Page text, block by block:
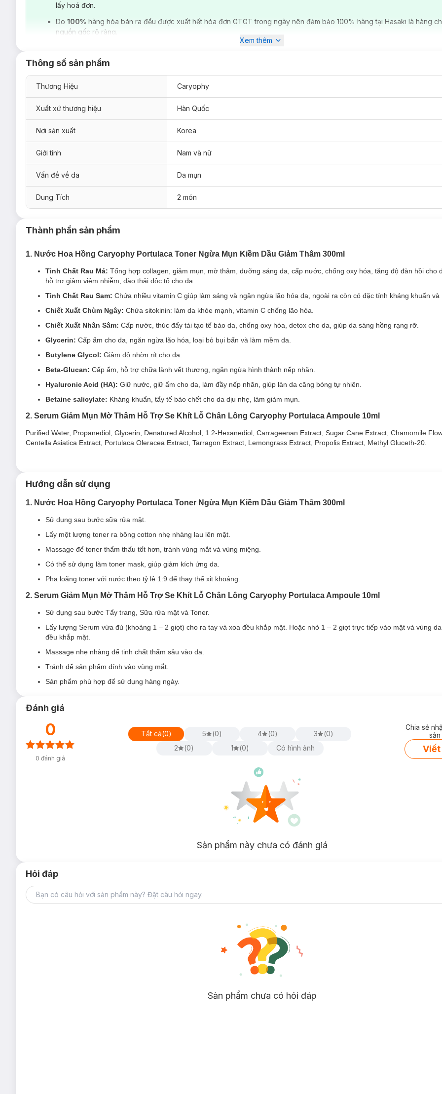
Sản phẩm phù hợp cho mọi loại da.
Giải pháp cho tình trạng da:
Làn da đang gặp vấn đề vềmụn, thâm mụn.
Ưu thế nổi bật:
Serum CARYOPHY Portulaca Ampoule được thiết kế ở dạng Ampoule – tinh chất cô đặc nồng độ cao, giúp da thẩm thấu
chóng, hỗ trợ hồi phục da và cải thiện các khuyết điểm một cách tối ưu nhất.
Công thức chứa thành phần chính là chiết xuất rau sam (Portulaca Oleracea) nổi tiếng với công dụng kháng viêm, kháng
nhiều chất chống oxy hóa như Vitamin E, flavonoid ngăn ngừa lão hóa da, xóa mờ nếp nhăn, làm da mềm mịn, hỗ trợ làm mờ
các vùng da tổn thương do mụn hay ánh nắng mặt trời. Bên cạnh đó, chiết xuất rau sam còn có khả năng ức chế quá trình
melanin trên da, từ đó giúp dưỡng sáng và đều màu da, làm mờ thâm mụn, đốm nâu...
Chiết xuất rau má (Centella Asiatica) có khả năng làm dịu da nhạy cảm, hỗ trợ làm giảm mụn, chữa lành các vết thương do
lành sẹo và làm sáng màu da.
Chiết xuất lá nhân trần (Artemisia Capillaris) hỗ trợ giảm mụn, kháng viêm, giải độc và cung cấp độ ẩm cho da.
Ngoài ra serum còn chứa các thành phần chăm sóc da khác như chiết xuất sả (Lemon Grass Extract), chiết xuất hoa Cúc La
Flower Extract)… đều là những thành phần rất tốt với vai trò giữ ẩm, kháng viêm và làm dịu da mụn tổn thương.
Không tác dụng phụ, dị ứng, khô và bong tróc da khi sử dụng.
Nước Hoa Hồng Caryophy Portulaca Toner Ngừa Mụn Kiềm Dầu Giảm Thâm 300ml
dưỡng ẩm, tẩy da chết, cân bằng độ pH cho da và là bước đệm hoàn hảo để các dưỡng chất thấm sâu vào da tốt nhất.
Nước Hoa Hồng Caryophy Portulaca Toner phù hợp cho mọi loại da, từ da dầu đến da khô, kể cả da nhạy cảm.
lấy hoá đơn.
Do 100% hàng hóa bán ra đều được xuất hết hóa đơn GTGT trong ngày nên đảm bảo 100% hàng tại Hasaki là hàng
nguồn gốc rõ ràng.
Xem thêm
Thông số sản phẩm
Thương Hiệu Caryophy
Xuất xứ thương hiệu Hàn Quốc
Nơi sản xuất Korea
Giới tính Nam và nữ
Vấn đề về da Da mụn
Dung Tích 2 món
Thành phần sản phẩm
1. Nước Hoa Hồng Caryophy Portulaca Toner Ngừa Mụn Kiềm Dầu Giảm Thâm 300ml
Tinh Chất Rau Má: Tổng hợp collagen, giảm mụn, mờ thâm, dưỡng sáng da, cấp nước, chống oxy hóa, tăng độ đàn hồi cho
hỗ trợ giảm viêm nhiễm, đào thải độc tố cho da.
Tinh Chất Rau Sam: Chứa nhiều vitamin C giúp làm sáng và ngăn ngừa lão hóa da, ngoài ra còn có đặc tính kháng khuẩn và
Chiết Xuất Chùm Ngây: Chứa sitokinin: làm da khỏe mạnh, vitamin C chống lão hóa.
Chiết Xuất Nhân Sâm: Cấp nước, thúc đẩy tái tạo tế bào da, chống oxy hóa, detox cho da, giúp da sáng hồng rạng rỡ.
Glycerin: Cấp ẩm cho da, ngăn ngừa lão hóa, loại bỏ bụi bẩn và làm mềm da.
Butylene Glycol: Giảm độ nhờn rít cho da.
Beta-Glucan: Cấp ẩm, hỗ trợ chữa lành vết thương, ngăn ngừa hình thành nếp nhăn.
Hyaluronic Acid (HA): Giữ nước, giữ ẩm cho da, làm đầy nếp nhăn, giúp làn da căng bóng tự nhiên.
Betaine salicylate: Kháng khuẩn, tẩy tế bào chết cho da dịu nhẹ, làm giảm mụn.
2. Serum Giảm Mụn Mờ Thâm Hỗ Trợ Se Khít Lỗ Chân Lông Caryophy Portulaca Ampoule 10ml
Purified Water, Propanediol, Glycerin, Denatured Alcohol, 1.2-Hexanediol, Carrageenan Extract, Sugar Cane Extract, Chamomile
Centella Asiatica Extract, Portulaca Oleracea Extract, Tarragon Extract, Lemongrass Extract, Propolis Extract, Methyl Gluceth-20.
Hướng dẫn sử dụng
1. Nước Hoa Hồng Caryophy Portulaca Toner Ngừa Mụn Kiềm Dầu Giảm Thâm 300ml
Sử dụng sau bước sữa rửa mặt.
Lấy một lượng toner ra bông cotton nhẹ nhàng lau lên mặt.
Massage để toner thẩm thấu tốt hơn, tránh vùng mắt và vùng miệng.
Có thể sử dụng làm toner mask, giúp giảm kích ứng da.
Pha loãng toner với nước theo tỷ lệ 1:9 để thay thế xịt khoáng.
2. Serum Giảm Mụn Mờ Thâm Hỗ Trợ Se Khít Lỗ Chân Lông Caryophy Portulaca Ampoule 10ml
Sử dụng sau bước Tẩy trang, Sữa rửa mặt và Toner.
Lấy lượng Serum vừa đủ (khoảng 1 – 2 giọt) cho ra tay và xoa đều khắp mặt. Hoặc nhỏ 1 – 2 giọt trực tiếp vào mặt và vùng
đều khắp mặt.
Massage nhẹ nhàng để tinh chất thấm sâu vào da.
Tránh để sản phẩm dính vào vùng mắt.
Sản phẩm phù hợp để sử dụng hàng ngày.
Đánh giá
0
0 đánh giá
Tất cả(0) 5 (0) 4 (0) 3 (0)
2
(0) 1 (0) Có hình ảnh
Chia sẻ
Viết
Sản phẩm này chưa có đánh giá
Hỏi đáp
Sản phẩm chưa có hỏi đáp